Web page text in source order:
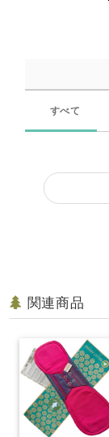
すべて
関連商品